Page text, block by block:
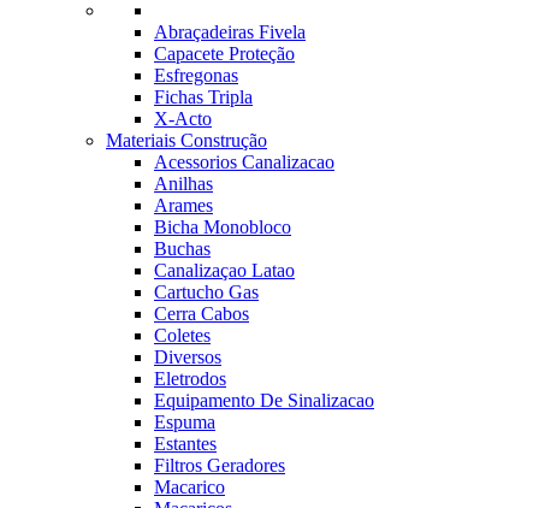
Abraçadeiras Fivela
Capacete Proteção
Esfregonas
Fichas Tripla
X-Acto
Materiais Construção
Acessorios Canalizacao
Anilhas
Arames
Bicha Monobloco
Buchas
Canalizaçao Latao
Cartucho Gas
Cerra Cabos
Coletes
Diversos
Eletrodos
Equipamento De Sinalizacao
Espuma
Estantes
Filtros Geradores
Macarico